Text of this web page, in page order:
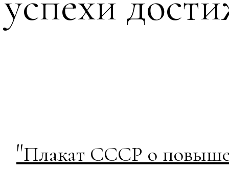
"Плакат СССР о